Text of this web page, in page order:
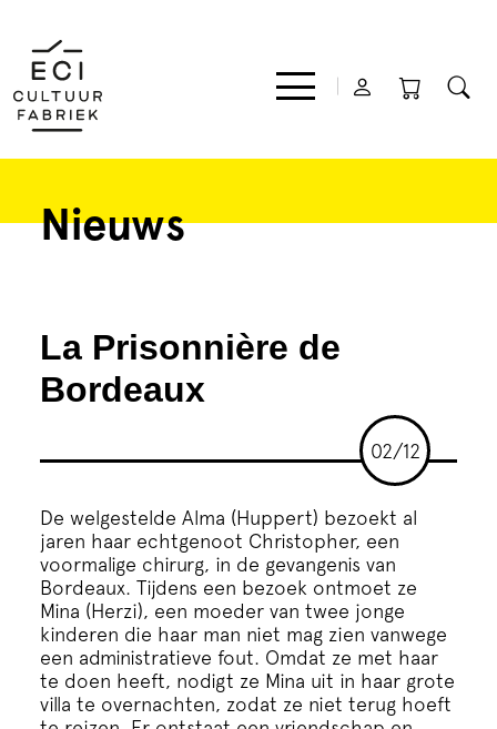
Film
Theater
Onderwijs
ECI Cultuurcafé
Over ons
Nieuws
La Prisonnière de
Bordeaux
02/12
De welgestelde Alma (Huppert) bezoekt al
jaren haar echtgenoot Christopher, een
voormalige chirurg, in de gevangenis van
Bordeaux. Tijdens een bezoek ontmoet ze
Mina (Herzi), een moeder van twee jonge
kinderen die haar man niet mag zien vanwege
een administratieve fout. Omdat ze met haar
te doen heeft, nodigt ze Mina uit in haar grote
villa te overnachten, zodat ze niet terug hoeft